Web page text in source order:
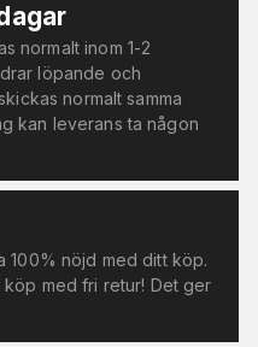
normalt inom 1-2
löpande och
normalt samma
kan leverans ta någon
100% nöjd med ditt köp.
med fri retur! Det ger